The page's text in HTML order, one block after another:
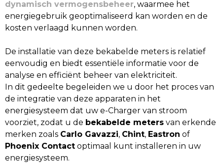
dynamisch vermogensbeheer, waarmee het
energiegebruik geoptimaliseerd kan worden en de
kosten verlaagd kunnen worden.
De installatie van deze bekabelde meters is relatief
eenvoudig en biedt essentiële informatie voor de
analyse en efficiënt beheer van elektriciteit.
In dit gedeelte begeleiden we u door het proces van
de integratie van deze apparaten in het
energiesysteem dat uw e-Charger van stroom
voorziet, zodat u de bekabelde meters van erkende
merken zoals Carlo Gavazzi, Chint, Eastron of
Phoenix Contact optimaal kunt installeren in uw
energiesysteem.